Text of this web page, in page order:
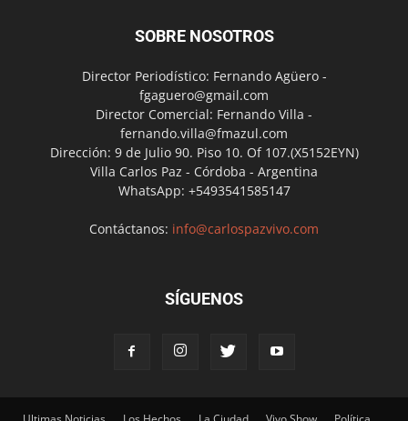
SOBRE NOSOTROS
Director Periodístico: Fernando Agüero -
fgaguero@gmail.com
Director Comercial: Fernando Villa -
fernando.villa@fmazul.com
Dirección: 9 de Julio 90. Piso 10. Of 107.(X5152EYN)
Villa Carlos Paz - Córdoba - Argentina
WhatsApp: +5493541585147
Contáctanos: info@carlospazvivo.com
SÍGUENOS